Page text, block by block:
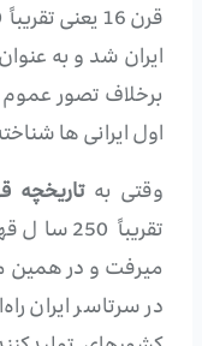
ایران شد و به
برخلاف تصور
اول ایرانی ها
وقتی به تاریخچه
تقریباً
میرفت و در همین
در سرتاسر ایران